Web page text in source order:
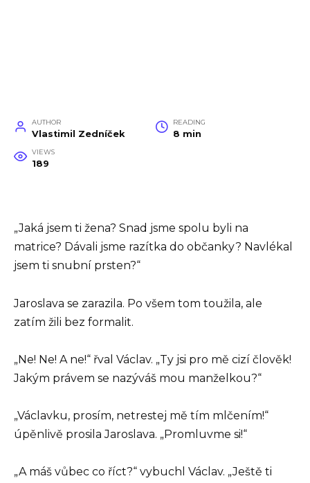
AUTHOR
Vlastimil Zedníček
READING
8 min
VIEWS
189
„Jaká jsem ti žena? Snad jsme spolu byli na
matrice? Dávali jsme razítka do občanky? Navlékal
jsem ti snubní prsten?“
Jaroslava se zarazila. Po všem tom toužila, ale
zatím žili bez formalit.
„Ne! Ne! A ne!“ řval Václav. „Ty jsi pro mě cizí člověk!
Jakým právem se nazýváš mou manželkou?“
„Václavku, prosím, netrestej mě tím mlčením!“
úpěnlivě prosila Jaroslava. „Promluvme si!“
„A máš vůbec co říct?“ vybuchl Václav. „Ještě ti